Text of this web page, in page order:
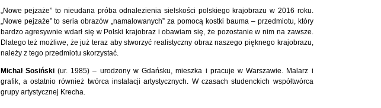
„Nowe pejzaże” to nieudana próba odnalezienia sielskości polskiego krajobrazu w 2016 roku.
„Nowe pejzaże” to seria obrazów „namalowanych” za pomocą kostki bauma – przedmiotu, który
bardzo agresywnie wdarł się w Polski krajobraz i obawiam się, że pozostanie w nim na zawsze.
Dlatego też możliwe, że już teraz aby stworzyć realistyczny obraz naszego pięknego krajobrazu,
należy z tego przedmiotu skorzystać.
Michał Sosiński(ur. 1985) – urodzony w Gdańsku, mieszka i pracuje w Warszawie. Malarz i
grafik, a ostatnio również twórca instalacji artystycznych. W czasach studenckich współtwórca
grupy artystycznej Krecha.